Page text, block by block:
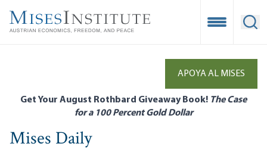
main
Open
APOYA AL MISES
Get Your August Rothbard Giveaway Book! The Case
for a 100 Percent Gold Dollar
Mises Daily